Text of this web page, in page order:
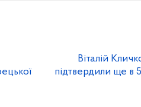
Віталій
підтвердили ще в